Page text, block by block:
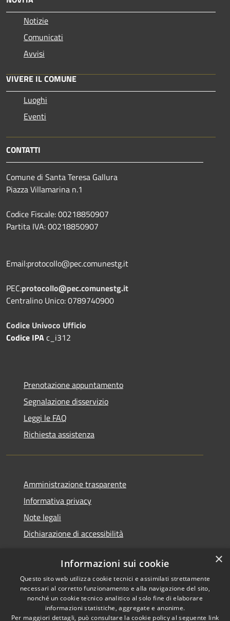
Notizie
Comunicati
Avvisi
VIVERE IL COMUNE
Luoghi
Eventi
CONTATTI
Comune di Santa Teresa Gallura
Piazza Villamarina n.1
Codice Fiscale: 00218850907
Partita IVA: 00218850907
Email:protocollo@pec.comunestg.it
PEC:protocollo@pec.comunestg.it
Centralino Unico: 0789740900
Codice Univoco Ufficio
Codice IPAc_i312
Prenotazione appuntamento
Segnalazione disservizio
Leggi le FAQ
Richiesta assistenza
Amministrazione trasparente
Informativa privacy
Note legali
Dichiarazione di accessibilità
RSS
Accessibilità
Copyright © 2026 • Comune di
Santa Teresa Gallura •
Powered byMunicipium
×
Informazioni sui cookie
Questo sito web utilizza cookie tecnici e assimilati strettamente
necessari al corretto funzionamento e alla navigazione del sito,
nonché un cookie tecnico analitico al solo fine di elaborare
informazioni statistiche, aggregate e anonime.
Per maggiori dettagli, può consultare la cookie policy al seguente link